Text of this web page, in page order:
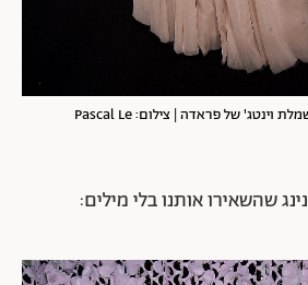
השמלה והדרמה, אל פנינג בשמלת וינטג' של פראדה | צילום: Pascal Le
שהשאירו אותנו בלי מילים: